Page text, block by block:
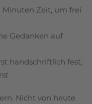
Zeit, um frei
Gedanken auf
handschriftlich fest,
Nicht von heute